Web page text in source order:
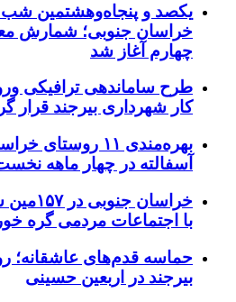
یکصد و پنجاه‌وهشتمین شب
خراسان جنوبی؛ شمارش
چهارم آغاز شد
طرح ساماندهی ترافیکی
کار شهرداری بیرجند قرار
بهره‌مندی ۱۱
آسفالته در چهار ماهه نخست
خراسان
با اجتماعات مردمی گره
حماسه قدم‌های عاشقانه؛
بیرجند در اربعین حسینی